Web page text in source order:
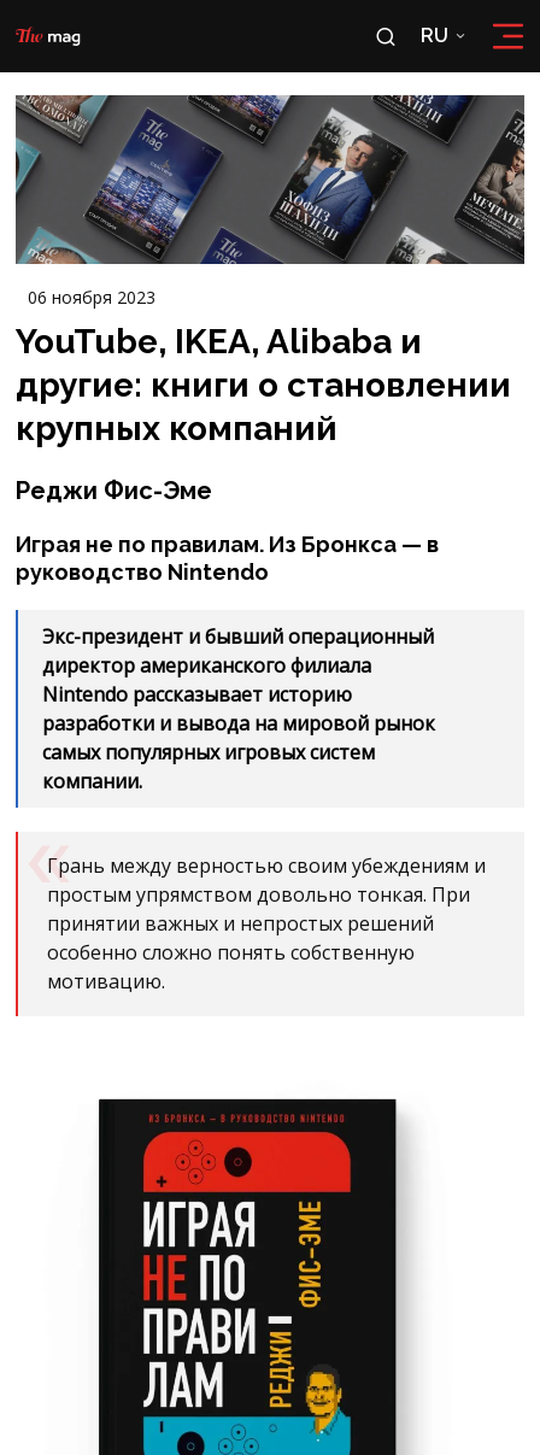
RU
RU
OʻZ
06 ноября 2023
YouTube, IKEA, Alibaba и
другие: книги о становлении
крупных компаний
Реджи Фис-Эме
Играя не по правилам. Из Бронкса — в
руководство Nintendo
Экс-президент и бывший операционный
директор американского филиала
Nintendo рассказывает историю
разработки и вывода на мировой рынок
самых популярных игровых систем
компании.
Грань между верностью своим убеждениям и
простым упрямством довольно тонкая. При
принятии важных и непростых решений
особенно сложно понять собственную
мотивацию.